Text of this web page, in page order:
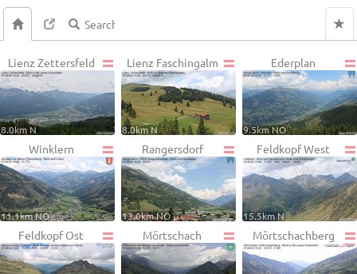
Lienz Zettersfeld
8.0km N
Lienz Faschingalm
8.0km N
Ederplan
9.5km NO
Winklern
11.1km NO
Rangersdorf
13.0km NO
Feldkopf West
15.5km N
Feldkopf Ost Mörtschach Mörtschachberg